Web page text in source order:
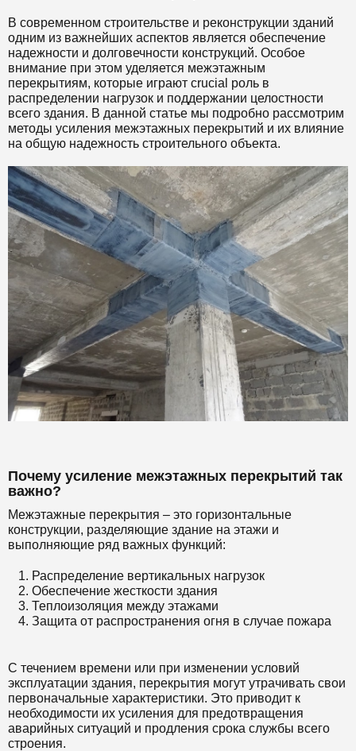
В современном строительстве и реконструкции зданий
одним из важнейших аспектов является обеспечение
надежности и долговечности конструкций. Особое
внимание при этом уделяется межэтажным
перекрытиям, которые играют crucial роль в
распределении нагрузок и поддержании целостности
всего здания. В данной статье мы подробно рассмотрим
методы усиления межэтажных перекрытий и их влияние
на общую надежность строительного объекта.
Почему усиление межэтажных перекрытий так
важно?
Межэтажные перекрытия – это горизонтальные
конструкции, разделяющие здание на этажи и
выполняющие ряд важных функций:
Распределение вертикальных нагрузок
Обеспечение жесткости здания
Теплоизоляция между этажами
Защита от распространения огня в случае пожара
С течением времени или при изменении условий
эксплуатации здания, перекрытия могут утрачивать свои
первоначальные характеристики. Это приводит к
необходимости их усиления для предотвращения
аварийных ситуаций и продления срока службы всего
строения.